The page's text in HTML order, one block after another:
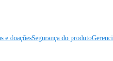
e doaçõesSegurança do produto